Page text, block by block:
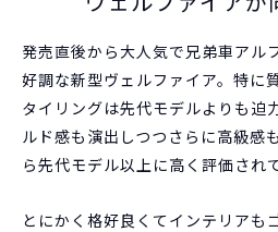
発売直後から大人気で兄弟車アル
好調な新型ヴェルファイア。特に
タイリングは先代モデルよりも迫
ルド感も演出しつつさらに高級感
ら先代モデル以上に高く評価され
とにかく格好良くてインテリアも